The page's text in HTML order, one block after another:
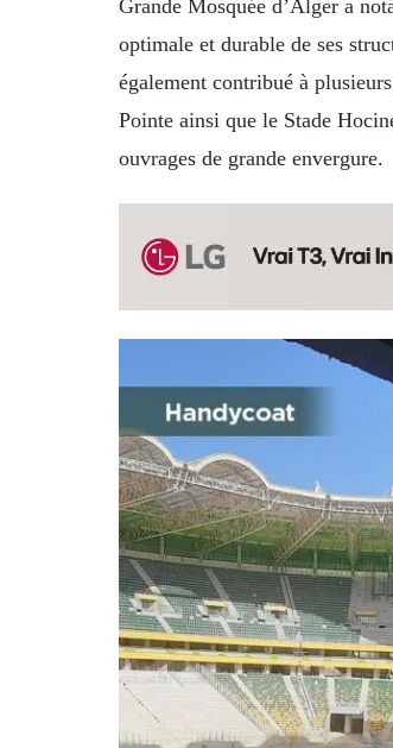
Grande Mosquée d’Alger a
optimale et durable de ses
également contribué à
Pointe ainsi que le Stade
ouvrages de grande envergure.